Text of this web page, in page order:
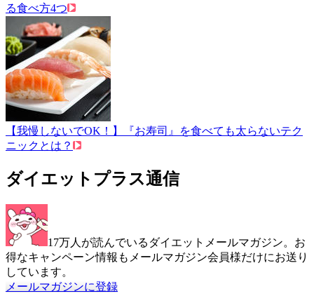
る食べ方4つ
【我慢しないでOK！】『お寿司』を食べても太らないテク
ニックとは？
ダイエットプラス通信
17万人が読んでいるダイエットメールマガジン。お
得なキャンペーン情報もメールマガジン会員様だけにお送り
しています。
メールマガジンに登録